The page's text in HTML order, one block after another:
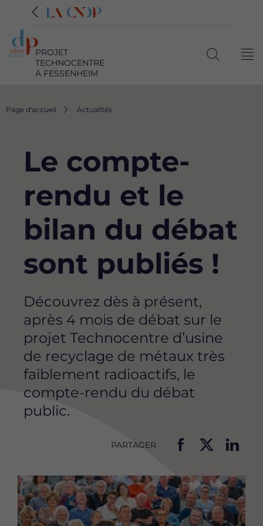
PROJET
TECHNOCENTRE
À FESSENHEIM
Fil
Page d'accueil Actualités
Le compte-
rendu et le
bilan du débat
sont publiés !
Découvrez dès à présent,
après 4 mois de débat sur le
projet Technocentre d’usine
de recyclage de métaux très
faiblement radioactifs, le
compte-rendu du débat
public.
PARTAGER
r
t
a
g
r
t
a
g
r
t
a
g
Image